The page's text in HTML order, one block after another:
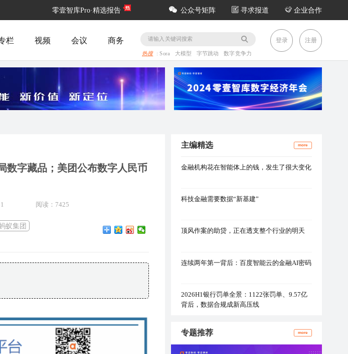
零壹智库Pro·精选报告 公众号矩阵 寻求报道 企业合作
栏 视频 会议 商务
热搜 :Sora 大模型 字节跳动 数字竞争力
登录 注册
数字藏品；美团公布数字人民币
阅读：7425
蚁集团
主编精选 more
金融机构花在智能体上的钱，发生了很大变化
科技金融需要数据“新基建”
顶风作案的助贷，正在透支整个行业的明天
连续两年第一背后：百度智能云的金融AI密码
2026H1银行罚单全景：1122张罚单、9.57亿
背后，数据合规成新高压线
专题推荐 more